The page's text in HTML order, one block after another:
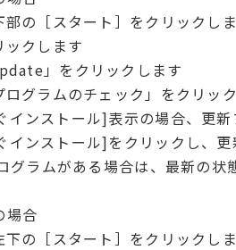
の［スタート］をクリックし
クします
」をクリックします
グラムのチェック」をクリッ
ンストール]表示の場合、更新
ール]をクリックし、更新
グラムがある場合は、最新の状
合
の［スタート］をクリックし